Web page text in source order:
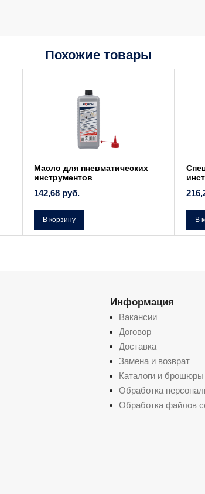
Похожие товары
Масло для пневматических
инструментов
142,68 руб.
В корзину В
Информация
Вакансии
Договор
Доставка
Замена и возврат
Каталоги и брошюры
Обработка
Обработка файлов